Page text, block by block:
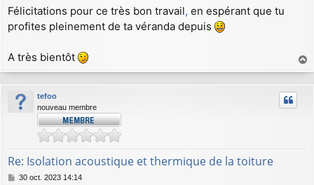
a
g
e
Félicitations pour ce très bon travail, en espérant que tu
profites pleinement de ta véranda depuis
A très bientôt
a
u
tefoo
nouveau membre
Re: Isolation acoustique et thermique de la toiture
M
30 oct. 2023 14:14